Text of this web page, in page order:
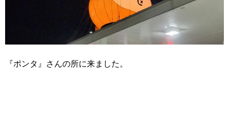
『ポンタ』さんの所に来ました。